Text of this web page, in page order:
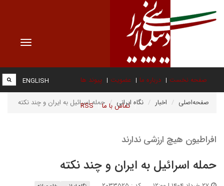
Toggle
صفحه نخست درباره ما عضویت پیوند ها
تماس با ما RSS
ENGLISH
صفحه‌اصلی اخبار نگاه ایرانی حمله اسرائیل به ایران و چند نکته
افراطیون هیچ ارزشی ندارند
حمله اسرائیل به ایران و چند نکته